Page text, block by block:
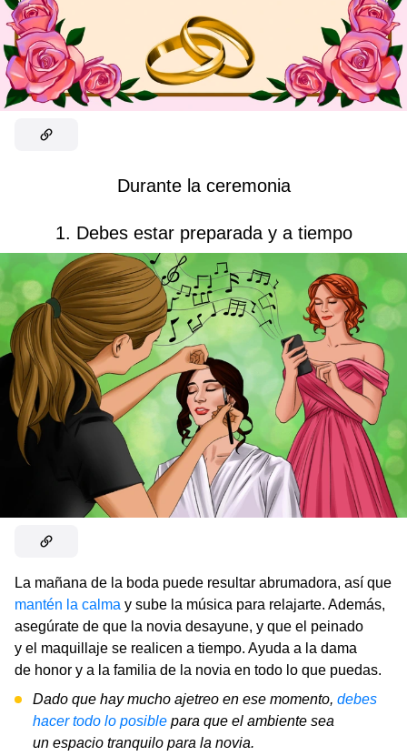
Durante la ceremonia
1. Debes estar preparada y a tiempo
La mañana de la boda puede resultar abrumadora, así que
mantén la calma y sube la música para relajarte. Además,
asegúrate de que la novia desayune, y que el peinado
y el maquillaje se realicen a tiempo. Ayuda a la dama
de honor y a la familia de la novia en todo lo que puedas.
Dado que hay mucho ajetreo en ese momento, debes
hacer todo lo posible para que el ambiente sea
un espacio tranquilo para la novia.